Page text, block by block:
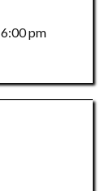
pm